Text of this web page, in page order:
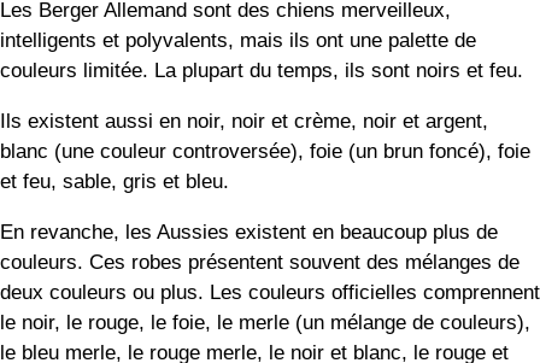
Les Aussies et les Berger Allemand ont tous deux un double
pelage ou un pelage à deux couches. La couche intérieure
est douce et épaisse tandis que la couche extérieure est
plus dure pour parer aux intempéries.
On pense que la longueur modérée est la longueur
« originale » tandis que la plus longue est destinée aux
chiens d’exposition, mais rien ne peut être prouvé.
Cependant, les bergers australiens se déclinent en deux
pelages seulementlongueursles longueurs moyenne et
longue. Les pelages des chiens de petite taille existent en